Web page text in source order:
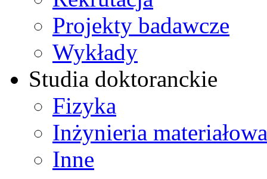
Projekty badawcze
Wykłady
Studia doktoranckie
Fizyka
Inżynieria materiałowa
Inne